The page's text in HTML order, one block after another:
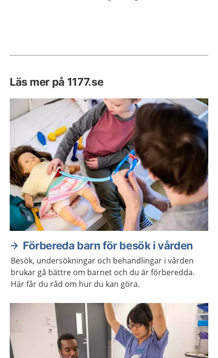
Läs mer på 1177.se
Förbereda barn för besök i vården
Besök, undersökningar och behandlingar i vården
brukar gå bättre om barnet och du är förberedda.
Här får du råd om hur du kan göra.